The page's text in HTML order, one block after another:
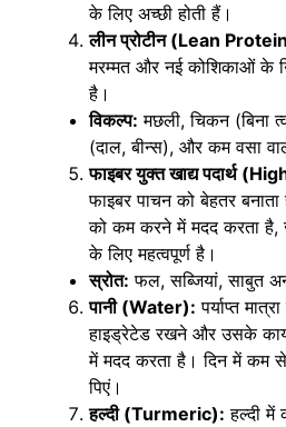
के लिए अच्छी होती हैं।
लीन प्रोटीन (Lean
मरम्मत और नई कोशिकाओं के
है।
विकल्प: मछली, चिकन (बिना
(दाल, बीन्स), और कम वसा
फाइबर युक्त खाद्य पदार्थ
फाइबर पाचन को बेहतर
को कम करने में मदद करता है,
के लिए महत्वपूर्ण है।
स्रोत: फल, सब्जियां, साबुत
पानी (Water): पर्याप्त
हाइड्रेटेड रखने और उसके
में मदद करता है। दिन में कम
पिएं।
हल्दी (Turmeric): हल्दी में